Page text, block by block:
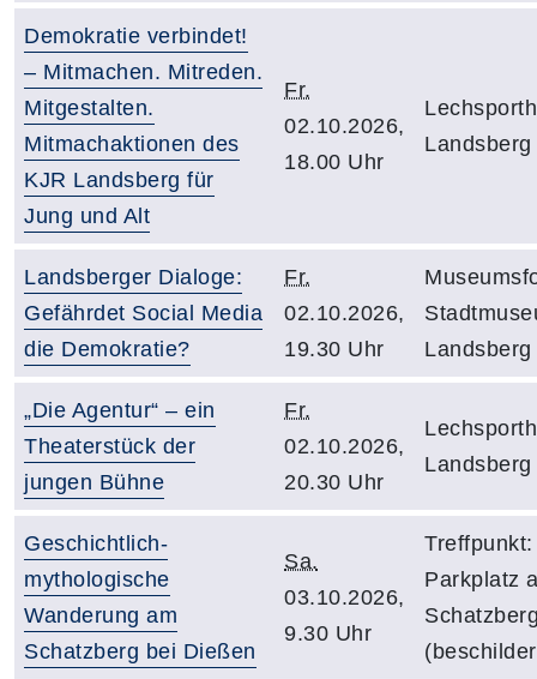
Demokratie verbindet!
– Mitmachen. Mitreden.
Mitgestalten.
Mitmachaktionen des
KJR Landsberg für
Jung und Alt
Fr.
02.10.2026,
18.00 Uhr
Landsberg
Landsberger Dialoge:
Gefährdet Social Media
die Demokratie?
Fr.
02.10.2026,
19.30 Uhr
Landsberg
„Die Agentur“ – ein
Theaterstück der
jungen Bühne
Fr.
02.10.2026,
20.30 Uhr
Landsberg
Geschichtlich-
mythologische
Wanderung am
Schatzberg bei Dießen
Sa.
03.10.2026,
9.30 Uhr
Parkplatz